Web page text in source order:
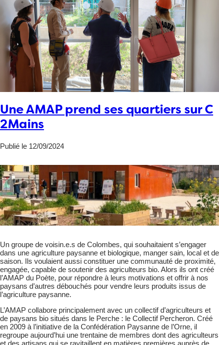
Une AMAP prend ses quartiers sur C
2Mains
Publié le 12/09/2024
Un groupe de voisin.e.s de Colombes, qui souhaitaient s’engager
dans une agriculture paysanne et biologique, manger sain, local et de
saison. Ils voulaient aussi constituer une communauté de proximité,
engagée, capable de soutenir des agriculteurs bio. Alors ils ont créé
l’AMAP du Poète, pour répondre à leurs motivations et offrir à nos
paysans d’autres débouchés pour vendre leurs produits issus de
l’agriculture paysanne.
L’AMAP collabore principalement avec un collectif d’agriculteurs et
de paysans bio situés dans le Perche : le Collectif Percheron. Créé
en 2009 à l’initiative de la Confédération Paysanne de l’Orne, il
regroupe aujourd’hui une trentaine de membres dont des agriculteurs
et des artisans qui se ravitaillent en matières premières auprès de